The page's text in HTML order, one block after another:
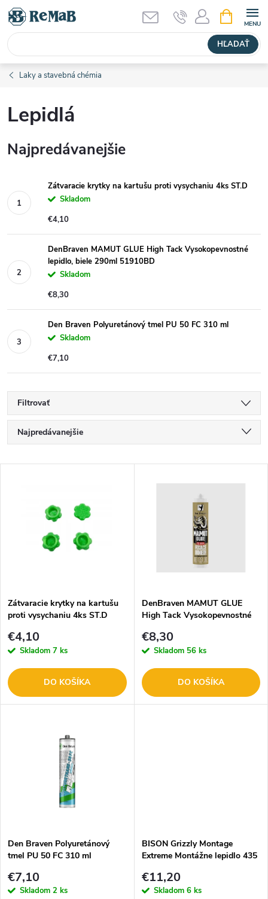
Prejsť
obsah
HĽADAŤ
KOŠÍK
Laky a stavebná chémia
Lepidlá
Najpredávanejšie
Zátvaracie krytky na kartušu proti vysychaniu 4ks ST.D
Skladom
€4,10
DenBraven MAMUT GLUE High Tack Vysokopevnostné
lepidlo, biele 290ml 51910BD
Skladom
€8,30
Den Braven Polyuretánový tmel PU 50 FC 310 ml
Skladom
€7,10
Filtrovať
R
a
e
p
r
o
o
v
Najpredávanejšie
Abecedne
s
p
r
o
o
v
Zátvaracie krytky na kartušu
proti vysychaniu 4ks ST.D
€4,10
Skladom 7 ks
DO KOŠÍKA
DenBraven MAMUT GLUE
High Tack Vysokopevnostné
€8,30
Skladom 56 ks
DO KOŠÍKA
Den Braven Polyuretánový
tmel PU 50 FC 310 ml
€7,10
Skladom 2 ks
BISON Grizzly Montage
Extreme Montážne lepidlo 435
€11,20
Skladom 6 ks